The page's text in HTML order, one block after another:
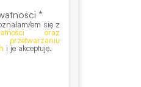
*
em się z
oraz
i je akceptuję.